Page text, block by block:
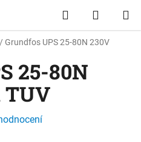
Hledat
KOŠÍK
/ Grundfos UPS 25-80N 230V
25-80N
TUV